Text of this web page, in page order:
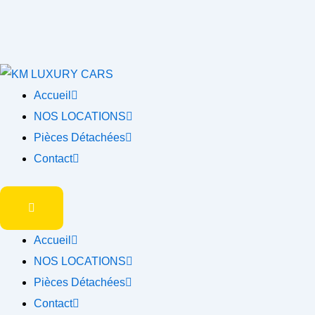
Accueil
NOS LOCATIONS
Pièces Détachées
Contact
Accueil
NOS LOCATIONS
Pièces Détachées
Contact